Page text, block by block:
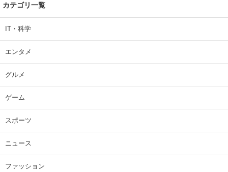
カテゴリ一覧
IT・科学
エンタメ
グルメ
ゲーム
スポーツ
ニュース
ファッション